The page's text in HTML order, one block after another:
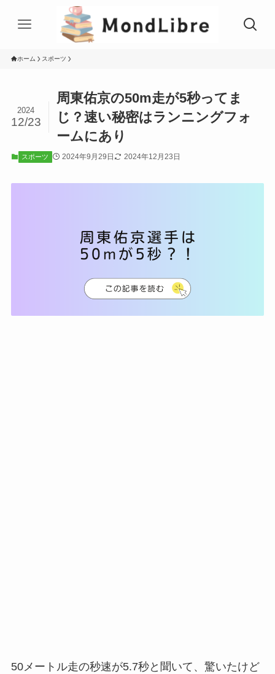
ホーム スポーツ
周東佑京の50m走が5秒ってま
じ？速い秘密はランニングフォ
ームにあり
2024
12/23
スポーツ 2024年9月29日 2024年12月23日
50メートル走の秒速が5.7秒と聞いて、驚いたけど